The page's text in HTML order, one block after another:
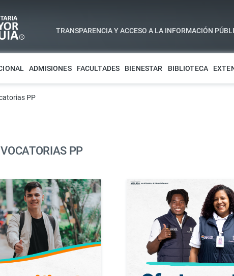
TRANSPARENCIA Y ACCESO A LA INFORMACIÓN
ADMISIONES FACULTADES BIENESTAR BIBLIOTECA
PP
PP